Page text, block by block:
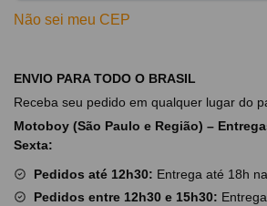
Não sei meu CEP
ENVIO PARA TODO O BRASIL
Receba seu pedido em qualquer lugar do
Motoboy (São Paulo e Região) –
Sexta:
Pedidos até 12h30: Entrega até 18h
Pedidos entre 12h30 e 15h30: